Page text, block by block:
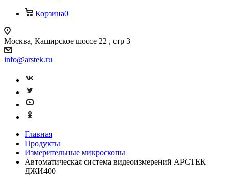
Корзина0
Москва, Каширское шоссе 22 , стр 3
info@arstek.ru
Главная
Продукты
Измерительные микроскопы
Автоматическая система видеоизмерений АРСТЕК
ДЖИ400